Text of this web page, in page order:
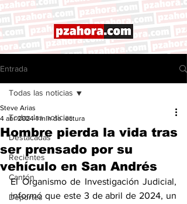
Entrada
Todas las noticias
Destacadas
Recientes
Cantón
Deportes
Todas las noticias
Hombre pierda la vida tras
ser prensado por su
vehículo en San Andrés
Steve Arias
4 abr 2024 1 min de lectura
El Organismo de Investigación Judicial,
informó que este 3 de abril de 2024, un